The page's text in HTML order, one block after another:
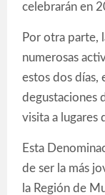
celebrarán en
Por otra parte,
numerosas
estos dos días,
degustaciones
visita a lugares
Esta
de ser la más
la Región de